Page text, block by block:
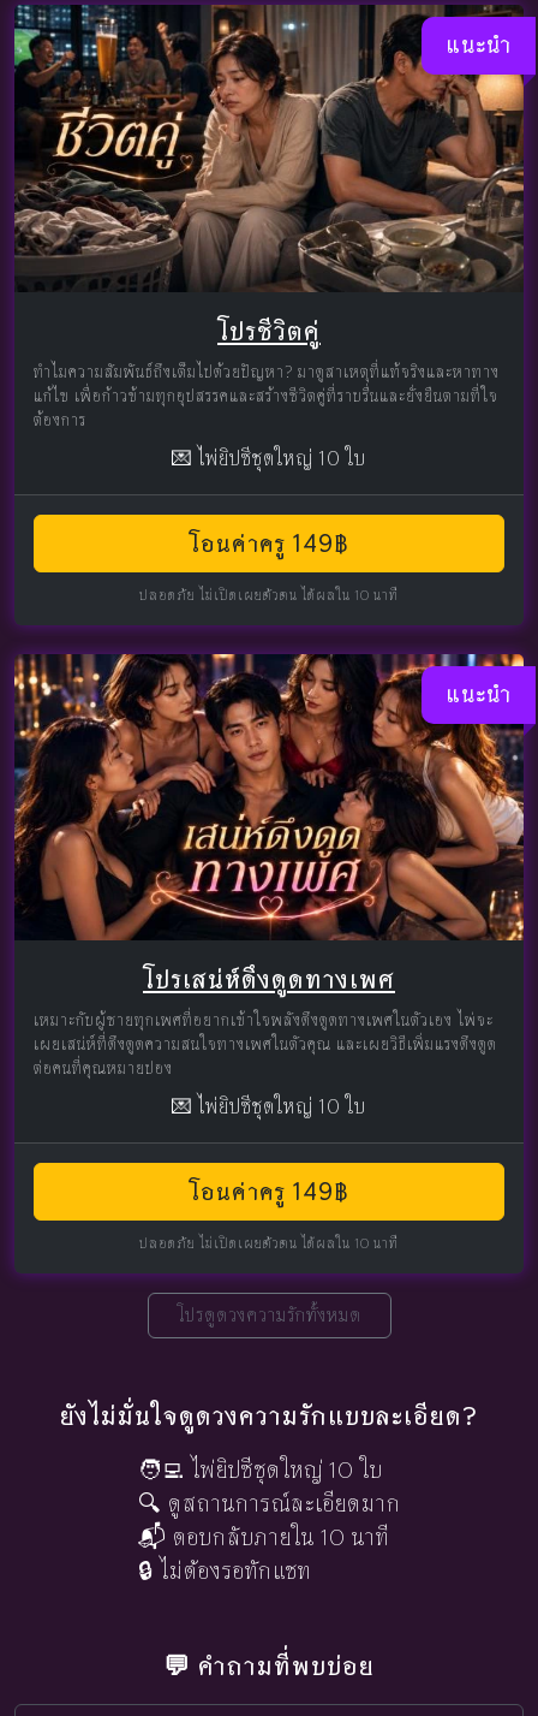
แนะนำ
โปรชีวิตคู่
ทำไมความสัมพันธ์ถึงเต็มไปด้วยปัญหา? มาดูสาเหตุที่แท้จริงและหาทาง
แก้ไข เพื่อก้าวข้ามทุกอุปสรรคและสร้างชีวิตคู่ที่ราบรื่นและยั่งยืนตามที่ใจ
ต้องการ
💌 ไพ่ยิปซีชุดใหญ่ 10 ใบ
โอนค่าครู 149฿
ปลอดภัย ไม่เปิดเผยตัวตน ได้ผลใน 10 นาที
แนะนำ
โปรเสน่ห์ดึงดูดทางเพศ
เหมาะกับผู้ชายทุกเพศที่อยากเข้าใจพลังดึงดูดทางเพศในตัวเอง ไพ่จะ
เผยเสน่ห์ที่ดึงดูดความสนใจทางเพศในตัวคุณ และเผยวิธีเพิ่มแรงดึงดูด
ต่อคนที่คุณหมายปอง
💌 ไพ่ยิปซีชุดใหญ่ 10 ใบ
โอนค่าครู 149฿
ปลอดภัย ไม่เปิดเผยตัวตน ได้ผลใน 10 นาที
โปรดูดวงความรักทั้งหมด
ยังไม่มั่นใจดูดวงความรักแบบละเอียด?
🧑‍💻 ไพ่ยิปซีชุดใหญ่ 10 ใบ
🔍 ดูสถานการณ์ละเอียดมาก
📬 ตอบกลับภายใน 10 นาที
🔒 ไม่ต้องรอทักแชท
💬 คำถามที่พบบ่อย